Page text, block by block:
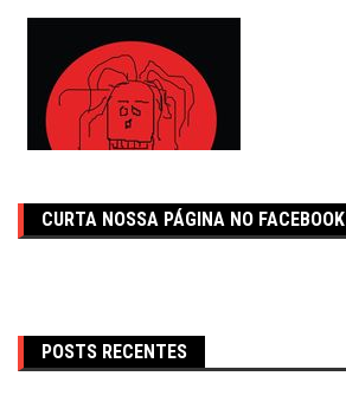
CURTA NOSSA PÁGINA NO FACEBOOK
POSTS RECENTES